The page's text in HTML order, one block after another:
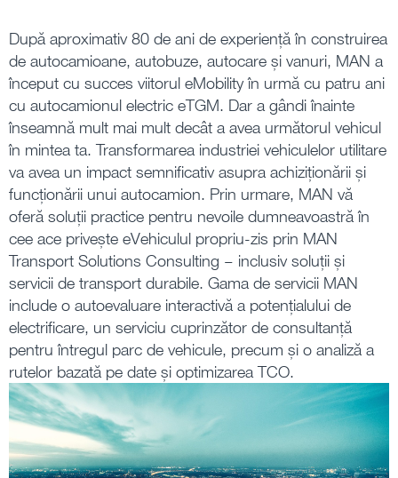
După aproximativ 80 de ani de experiență în construirea
de autocamioane, autobuze, autocare și vanuri, MAN a
început cu succes viitorul eMobility în urmă cu patru ani
cu autocamionul electric eTGM. Dar a gândi înainte
înseamnă mult mai mult decât a avea următorul vehicul
în mintea ta. Transformarea industriei vehiculelor utilitare
va avea un impact semnificativ asupra achiziționării și
funcționării unui autocamion. Prin urmare, MAN vă
oferă soluții practice pentru nevoile dumneavoastră în
cee ace privește eVehiculul propriu-zis prin MAN
Transport Solutions Consulting – inclusiv soluții și
servicii de transport durabile. Gama de servicii MAN
include o autoevaluare interactivă a potențialului de
electrificare, un serviciu cuprinzător de consultanță
pentru întregul parc de vehicule, precum și o analiză a
rutelor bazată pe date și optimizarea TCO.